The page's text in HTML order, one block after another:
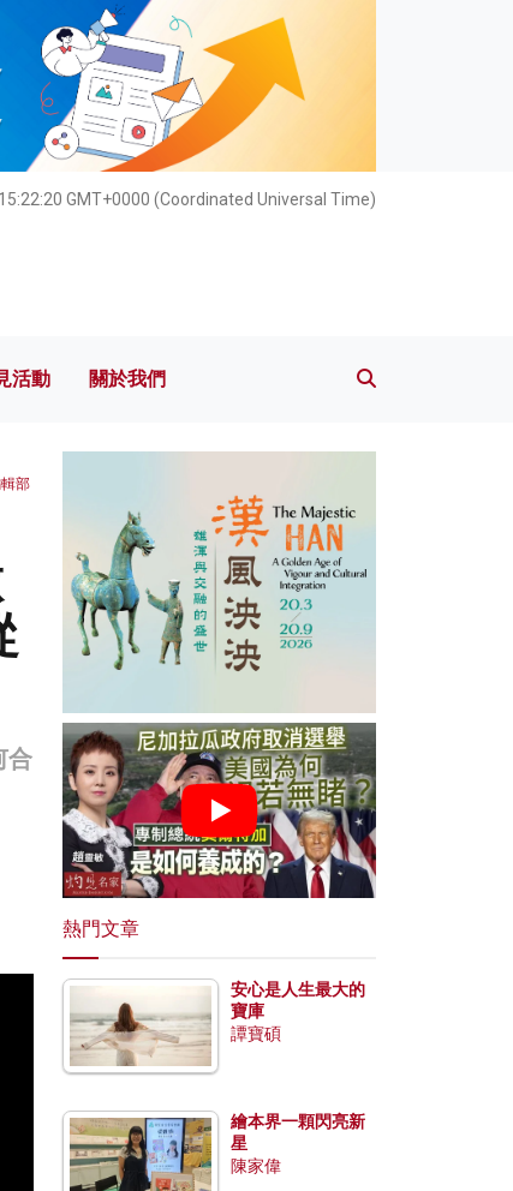
GMT+0000 (Coordinated Universal Time)
灼見活動 關於我們
活動 關於我們
部
合
熱門文章
安心是人生最大的
寶庫
譚寶碩
繪本界一顆閃亮新
星
陳家偉